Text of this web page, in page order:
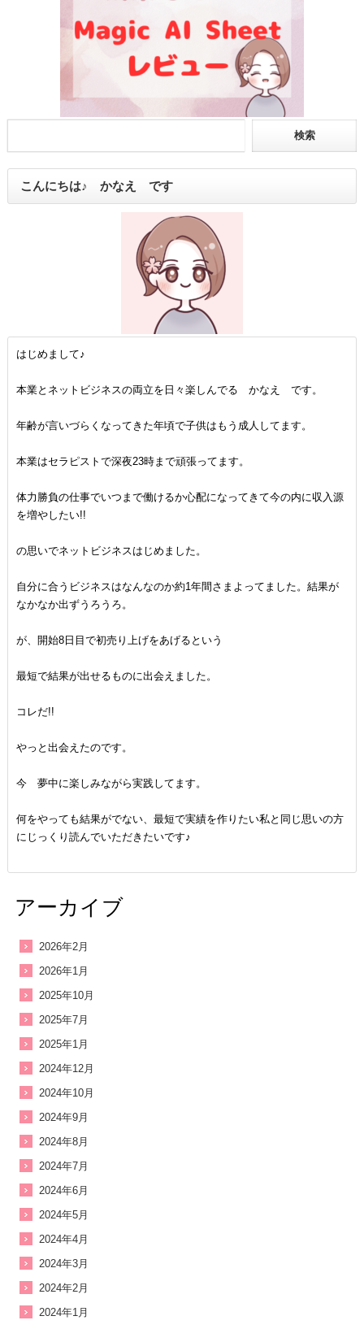
こんにちは♪ かなえ です
はじめまして♪
本業とネットビジネスの両立を日々楽しんでる かなえ です。
年齢が言いづらくなってきた年頃で子供はもう成人してます。
本業はセラピストで深夜23時まで頑張ってます。
体力勝負の仕事でいつまで働けるか心配になってきて今の内に収入源
を増やしたい!!
の思いでネットビジネスはじめました。
自分に合うビジネスはなんなのか約1年間さまよってました。結果が
なかなか出ずうろうろ。
が、開始8日目で初売り上げをあげるという
最短で結果が出せるものに出会えました。
コレだ!!
やっと出会えたのです。
今 夢中に楽しみながら実践してます。
何をやっても結果がでない、最短で実績を作りたい私と同じ思いの方
にじっくり読んでいただきたいです♪
アーカイブ
2026年2月
2026年1月
2025年10月
2025年7月
2025年1月
2024年12月
2024年10月
2024年9月
2024年8月
2024年7月
2024年6月
2024年5月
2024年4月
2024年3月
2024年2月
2024年1月